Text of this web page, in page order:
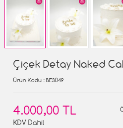
Çiçek Detay Naked
Ürün Kodu : BE3049
4.000,00 TL
KDV Dahil